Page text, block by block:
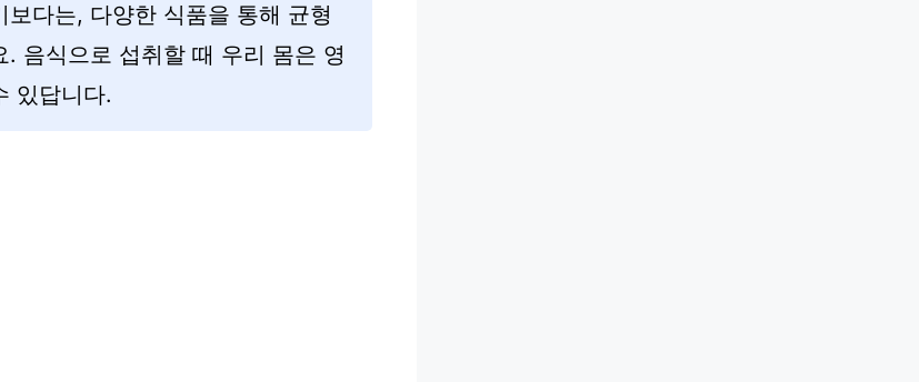
다는, 다양한 식품을 통해 균형
음식으로 섭취할 때 우리 몸은 영
있답니다.